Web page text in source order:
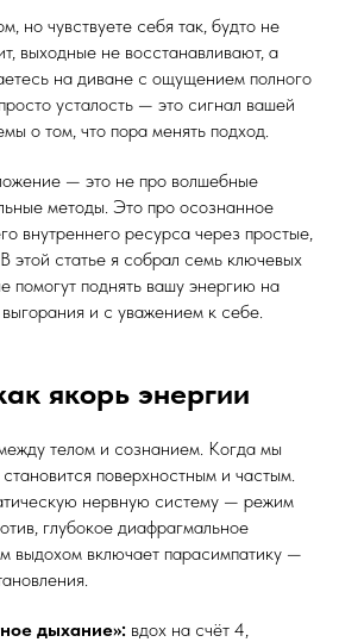
но чувствуете себя так, будто не
выходные не восстанавливают, а
на диване с ощущением полного
усталость — это сигнал вашей
о том, что пора менять подход.
— это не про волшебные
методы. Это про осознанное
внутреннего ресурса через простые,
этой статье я собрал семь ключевых
помогут поднять вашу энергию на
и с уважением к себе.
якорь энергии
телом и сознанием. Когда мы
поверхностным и частым.
нервную систему — режим
глубокое диафрагмальное
выдохом включает парасимпатику —
дыхание»: вдох на счёт 4,